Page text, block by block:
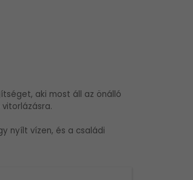
aki most áll az önálló
nyílt vízen, és a családi